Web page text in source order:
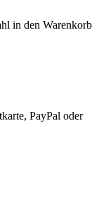
in den Warenkorb
PayPal oder